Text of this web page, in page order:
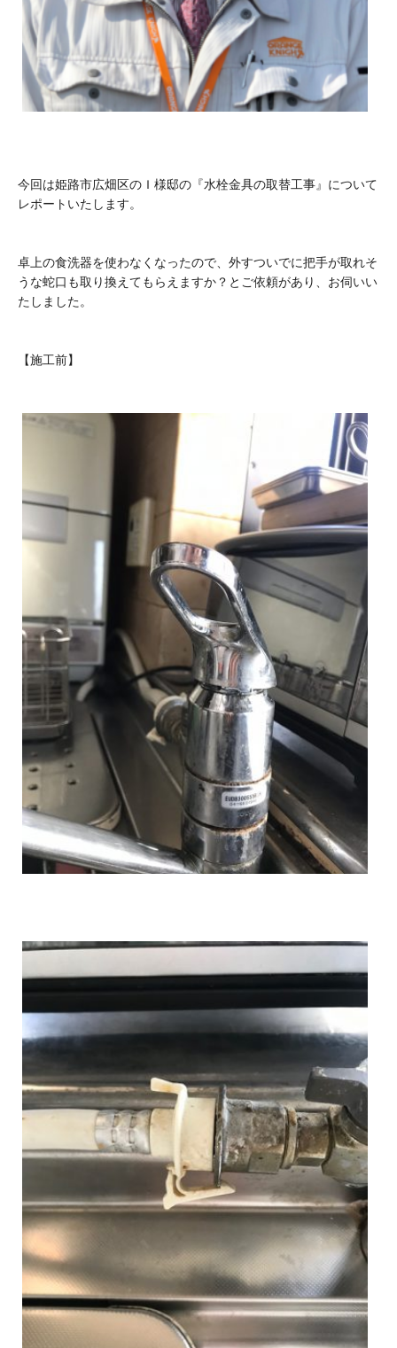
今回は姫路市広畑区のＩ様邸の『水栓金具の取替工事』について
レポートいたします。
卓上の食洗器を使わなくなったので、外すついでに把手が取れそ
うな蛇口も取り換えてもらえますか？とご依頼があり、お伺いい
たしました。
【施工前】